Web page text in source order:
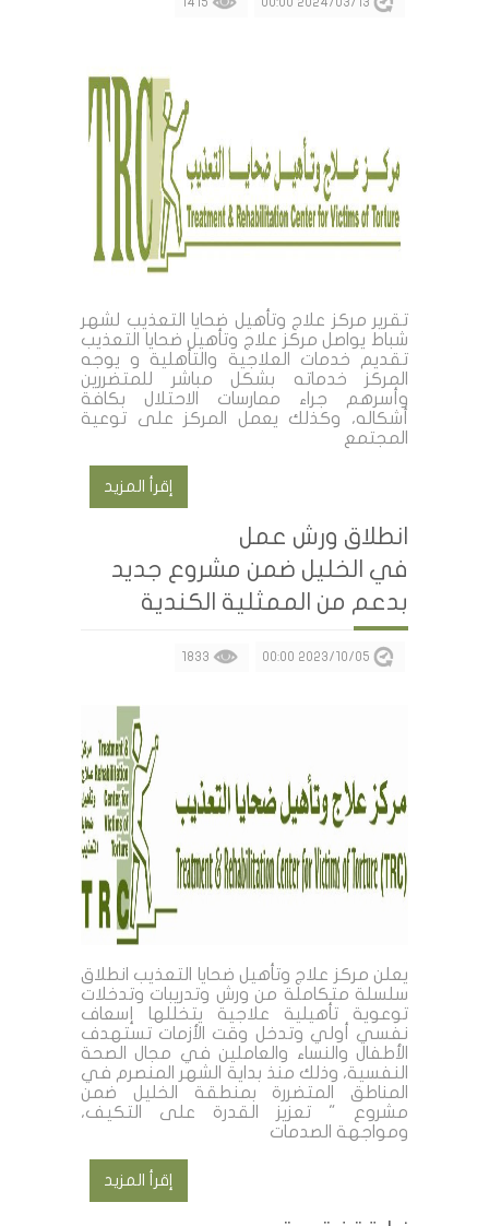
تقرير مركز علاج وتأهيل ضحايا التعذيب لشهر
شباط يواصل مركز علاج وتأهيل ضحايا التعذيب
تقديم خدمات العلاجية والتأهلية و يوجه
المركز خدماته بشكل مباشر للمتضررين
وأسرهم جراء ممارسات الاحتلال بكافة
أشكاله، وكذلك يعمل المركز على توعية
المجتمع
إقرأ المزيد
انطلاق ورش عمل
في الخليل ضمن مشروع جديد
بدعم من الممثلية الكندية
يعلن مركز علاج وتأهيل ضحايا التعذيب انطلاق
سلسلة متكاملة من ورش وتدريبات وتدخلات
توعوية تأهيلية علاجية يتخللها إسعاف
نفسي أولي وتدخل وقت الأزمات تستهدف
الأطفال والنساء والعاملين في مجال الصحة
النفسية، وذلك منذ بداية الشهر المنصرم في
المناطق المتضررة بمنطقة الخليل ضمن
مشروع " تعزيز القدرة على التكيف،
ومواجهة الصدمات
إقرأ المزيد